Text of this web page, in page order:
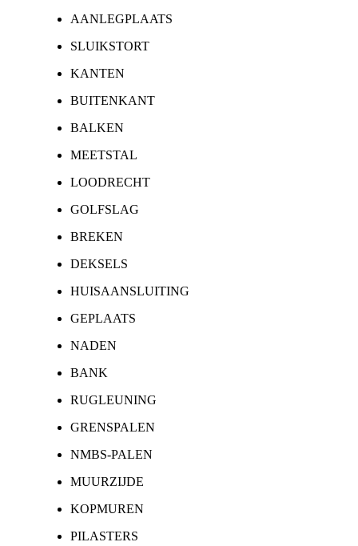
AANLEGPLAATS
SLUIKSTORT
KANTEN
BUITENKANT
BALKEN
MEETSTAL
LOODRECHT
GOLFSLAG
BREKEN
DEKSELS
HUISAANSLUITING
GEPLAATS
NADEN
BANK
RUGLEUNING
GRENSPALEN
NMBS-PALEN
MUURZIJDE
KOPMUREN
PILASTERS